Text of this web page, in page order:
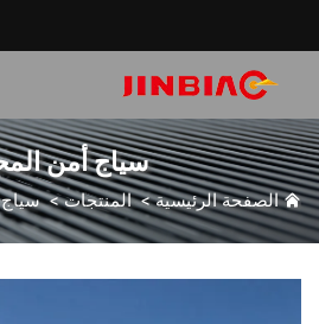
سياج أمن
الصفحة الرئيسية>المنتجات>سياج